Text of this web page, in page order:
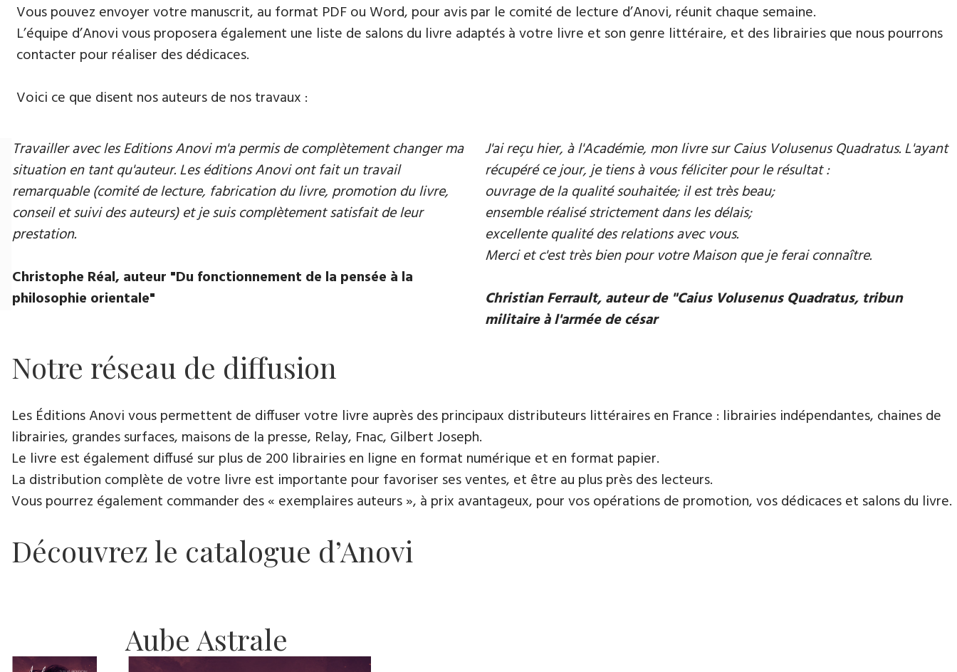
Vous pouvez envoyer votre manuscrit, au format PDF ou Word, pour avis par le comité de lecture d’Anovi, réunit chaque semaine.
L’équipe d’Anovi vous proposera également une liste de salons du livre adaptés à votre livre et son genre littéraire, et des librairies que nous pourrons
contacter pour réaliser des dédicaces.
Voici ce que disent nos auteurs de nos travaux :
Travailler avec les Editions Anovi m'a permis de complètement changer ma
situation en tant qu'auteur. Les éditions Anovi ont fait un travail
remarquable (comité de lecture, fabrication du livre, promotion du livre,
conseil et suivi des auteurs) et je suis complètement satisfait de leur
prestation.
Christophe Réal, auteur ​"Du fonctionnement de la pensée à la
philosophie orientale"
J'ai reçu hier, à l'Académie, mon livre sur Caius Volusenus Quadratus. L'ayant
récupéré ce jour, je tiens à vous féliciter pour le résultat :
ouvrage de la qualité souhaitée; il est très beau;
ensemble réalisé strictement dans les délais;
excellente qualité des relations avec vous.
Merci et c'est très bien pour votre Maison que je ferai connaître.
Christian Ferrault, auteur de "Caius Volusenus Quadratus, tribun
militaire à l'armée de césar
Notre réseau de diffusion
Les Éditions Anovi vous permettent de diffuser votre livre auprès des principaux distributeurs littéraires en France : librairies indépendantes, chaines de
librairies, grandes surfaces, maisons de la presse, Relay, Fnac, Gilbert Joseph.
Le livre est également diffusé sur plus de 200 librairies en ligne en format numérique et en format papier.
La distribution complète de votre livre est importante pour favoriser ses ventes, et être au plus près des lecteurs.
Vous pourrez également commander des « exemplaires auteurs », à prix avantageux, pour vos opérations de promotion, vos dédicaces et salons du livre.
Découvrez le catalogue d’Anovi
Aube Astrale